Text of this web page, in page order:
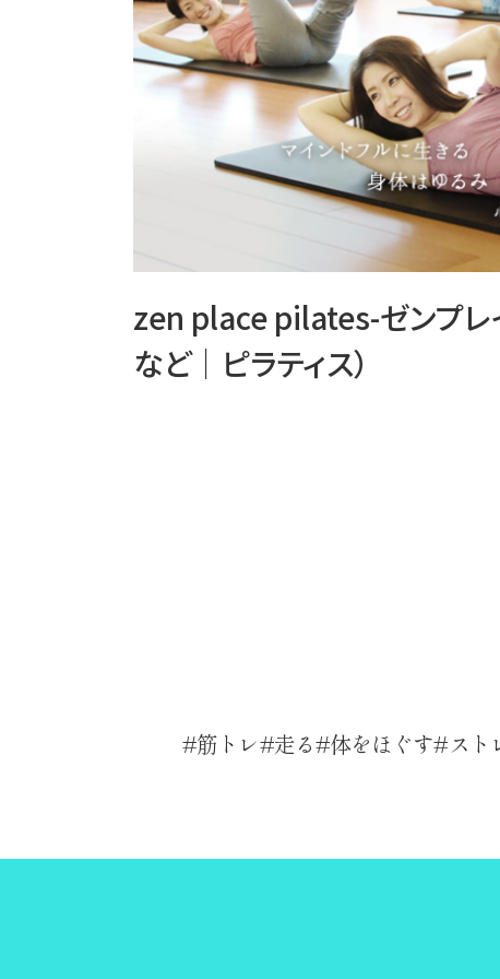
zen place pilates-ゼンプレ
など｜ピラティス）
筋トレ 走る 体をほぐす スト